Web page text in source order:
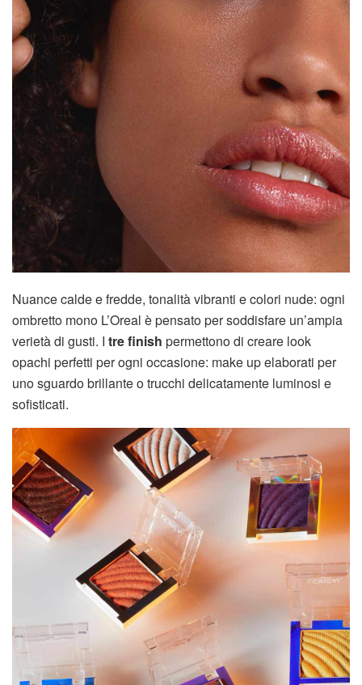
Nuance calde e fredde, tonalità vibranti e colori nude: ogni
ombretto mono L’Oreal è pensato per soddisfare un’ampia
verietà di gusti. I tre finish permettono di creare look
opachi perfetti per ogni occasione: make up elaborati per
uno sguardo brillante o trucchi delicatamente luminosi e
sofisticati.